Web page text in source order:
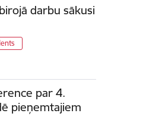
darbu sākusi
par 4.
pieņemtajiem